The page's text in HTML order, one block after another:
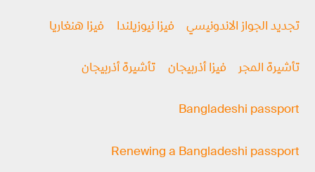
تجديد الجواز الاندونيسي فيزا نيوزيلندا فيزا هنغاريا
تأشيرة المجر فيزا أذربيجان تأشيرة أذربيجان
Bangladeshi passport
Renewing a Bangladeshi passport